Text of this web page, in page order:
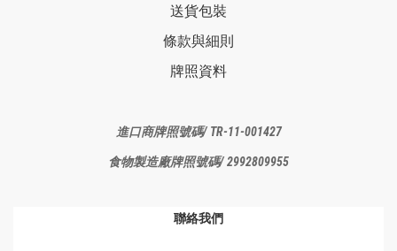
送貨包裝
條款與細則
牌照資料
進口商牌照號碼/ TR-11-001427
食物製造廠牌照號碼/ 2992809955
聯絡我們